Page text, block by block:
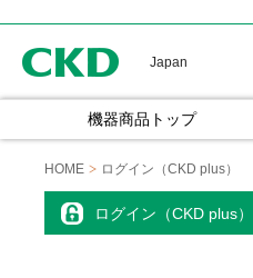
Japan
機器商品トップ
HOME ログイン（CKD plus）
ログイン（CKD plus）